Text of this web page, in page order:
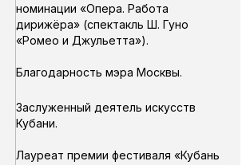
номинации «Опера. Работа
дирижёра» (спектакль Ш. Гуно
«Ромео и Джульетта»).
Благодарность мэра Москвы.
Заслуженный деятель искусств
Кубани.
Лауреат премии фестиваля «Кубань